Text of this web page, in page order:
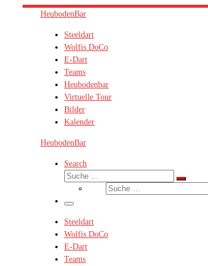
HeubodenBar
Steeldart
Wolfis DoCo
E-Dart
Teams
Heubodenbar
Virtuelle Tour
Bilder
Kalender
HeubodenBar
Search
Suche
Suche
Suche
Menü
Steeldart
Wolfis DoCo
E-Dart
Teams